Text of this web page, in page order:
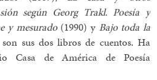
según Georg Trakl. Poesía y
y mesurado(1990) y Bajo toda la
sus dos libros de cuentos. Ha
Casa de América de Poesía